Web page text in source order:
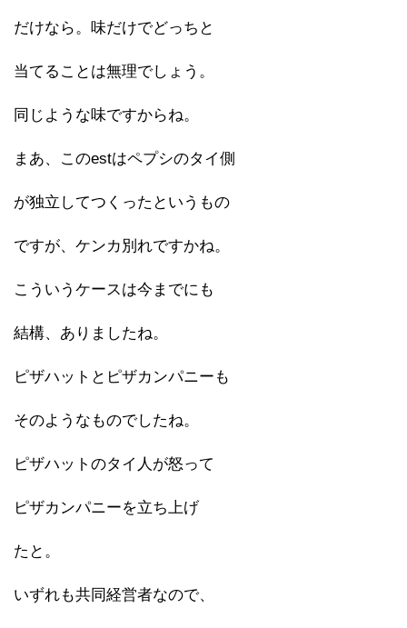
だけなら。味だけでどっちと
当てることは無理でしょう。
同じような味ですからね。
まあ、このestはペプシのタイ側
が独立してつくったというもの
ですが、ケンカ別れですかね。
こういうケースは今までにも
結構、ありましたね。
ピザハットとピザカンパニーも
そのようなものでしたね。
ピザハットのタイ人が怒って
ピザカンパニーを立ち上げ
たと。
いずれも共同経営者なので、